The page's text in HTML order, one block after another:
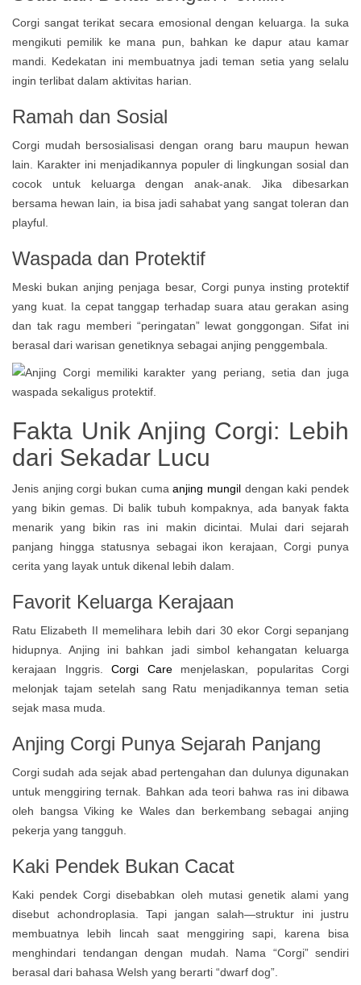
Corgi sangat terikat secara emosional dengan keluarga. Ia suka
mengikuti pemilik ke mana pun, bahkan ke dapur atau kamar
mandi. Kedekatan ini membuatnya jadi teman setia yang selalu
ingin terlibat dalam aktivitas harian.
Ramah dan Sosial
Corgi mudah bersosialisasi dengan orang baru maupun hewan
lain. Karakter ini menjadikannya populer di lingkungan sosial dan
cocok untuk keluarga dengan anak-anak. Jika dibesarkan
bersama hewan lain, ia bisa jadi sahabat yang sangat toleran dan
playful.
Waspada dan Protektif
Meski bukan anjing penjaga besar, Corgi punya insting protektif
yang kuat. Ia cepat tanggap terhadap suara atau gerakan asing
dan tak ragu memberi “peringatan” lewat gonggongan. Sifat ini
berasal dari warisan genetiknya sebagai anjing penggembala.
Fakta Unik Anjing Corgi: Lebih
dari Sekadar Lucu
Jenis anjing corgi bukan cumaanjing mungil dengan kaki pendek
yang bikin gemas. Di balik tubuh kompaknya, ada banyak fakta
menarik yang bikin ras ini makin dicintai. Mulai dari sejarah
panjang hingga statusnya sebagai ikon kerajaan, Corgi punya
cerita yang layak untuk dikenal lebih dalam.
Favorit Keluarga Kerajaan
Ratu Elizabeth II memelihara lebih dari 30 ekor Corgi sepanjang
hidupnya. Anjing ini bahkan jadi simbol kehangatan keluarga
kerajaan Inggris. Corgi Caremenjelaskan, popularitas Corgi
melonjak tajam setelah sang Ratu menjadikannya teman setia
sejak masa muda.
Anjing Corgi Punya Sejarah Panjang
Corgi sudah ada sejak abad pertengahan dan dulunya digunakan
untuk menggiring ternak. Bahkan ada teori bahwa ras ini dibawa
oleh bangsa Viking ke Wales dan berkembang sebagai anjing
pekerja yang tangguh.
Kaki Pendek Bukan Cacat
Kaki pendek Corgi disebabkan oleh mutasi genetik alami yang
disebut achondroplasia. Tapi jangan salah—struktur ini justru
membuatnya lebih lincah saat menggiring sapi, karena bisa
menghindari tendangan dengan mudah. Nama “Corgi” sendiri
berasal dari bahasa Welsh yang berarti “dwarf dog”.